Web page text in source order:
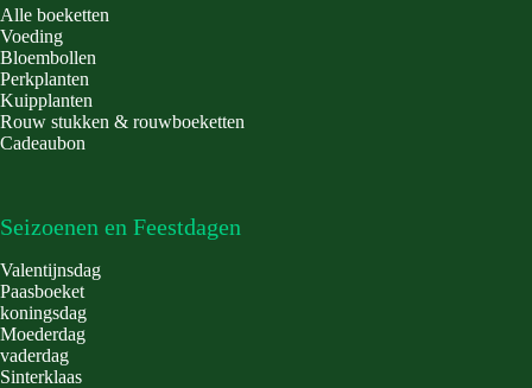
Alle boeketten
Voeding
Bloembollen
Perkplanten
Kuipplanten
Rouw stukken & rouwboeketten
Cadeaubon
Seizoenen en Feestdagen
Valentijnsdag
Paasboeket
koningsdag
Moederdag
vaderdag
Sinterklaas